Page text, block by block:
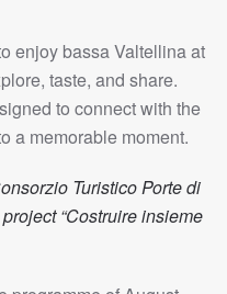
enjoy bassa Valtellina at
taste, and share.
to connect with the
a memorable moment.
Turistico Porte di
“Costruire insieme